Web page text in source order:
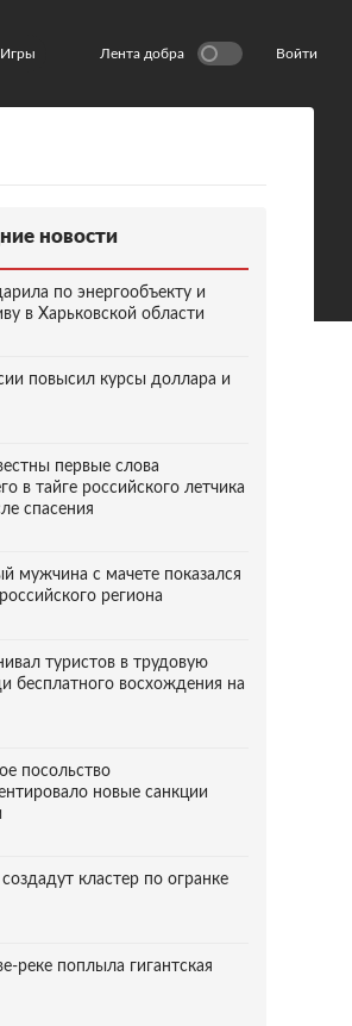
Игры Лента добра Войти
новости
по энергообъекту и
в Харьковской области
повысил курсы доллара и
первые слова
в тайге российского летчика
спасения
мужчина с мачете показался
региона
туристов в трудовую
бесплатного восхождения на
посольство
новые санкции
кластер по огранке
реке поплыла гигантская